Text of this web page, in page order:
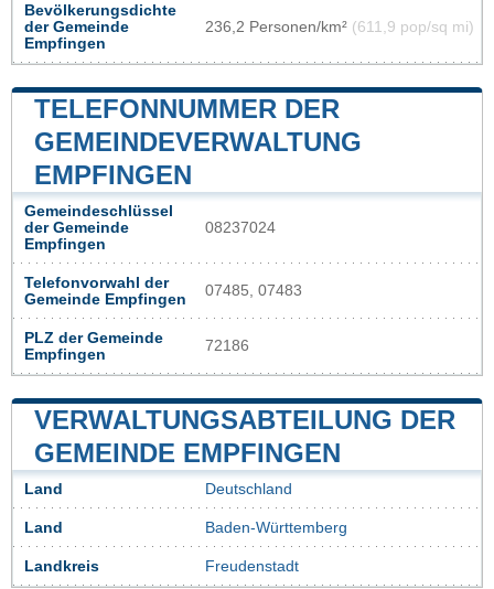
Bevölkerungsdichte
der Gemeinde
Empfingen
236,2 Personen/km² (611,9 pop/sq mi)
TELEFONNUMMER DER
GEMEINDEVERWALTUNG
EMPFINGEN
Gemeindeschlüssel
der Gemeinde
Empfingen
08237024
Telefonvorwahl der
Gemeinde Empfingen
07485, 07483
PLZ der Gemeinde
Empfingen
72186
VERWALTUNGSABTEILUNG DER
GEMEINDE EMPFINGEN
Land Deutschland
Land Baden-Württemberg
Landkreis Freudenstadt